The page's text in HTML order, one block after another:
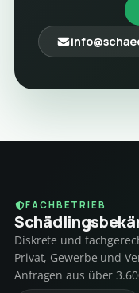
FACHBETRIEB
Diskrete und
Privat, Gewerbe und
Anfragen aus über